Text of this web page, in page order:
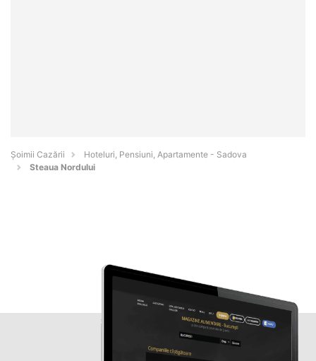
Șoimii Cazării
Hoteluri, Pensiuni, Apartamente - Sadova
Steaua Nordului